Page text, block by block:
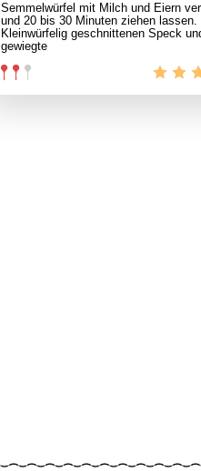
Semmelwürfel mit Milch und Eiern
und 20 bis 30 Minuten ziehen lassen.
Kleinwürfelig geschnittenen Speck
gewiegte